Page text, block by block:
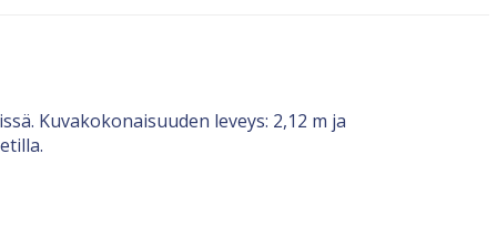
Kuvakokonaisuuden leveys: 2,12 m ja